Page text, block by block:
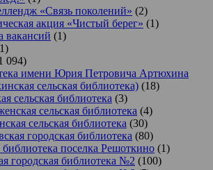
«Связь поколений» (2)
акция «Чистый берег» (1)
вакансий (1)
094)
имени Юрия Петровича Артюхина
сельская библиотека) (18)
сельская библиотека (3)
сельская библиотека (4)
сельская библиотека (30)
городская библиотека (80)
библиотека поселка Решоткино (1)
городская библиотека №2 (100)